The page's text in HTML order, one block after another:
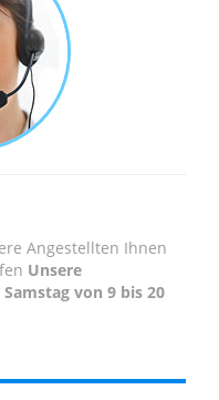
Angestellten Ihnen
Unsere
von 9 bis 20